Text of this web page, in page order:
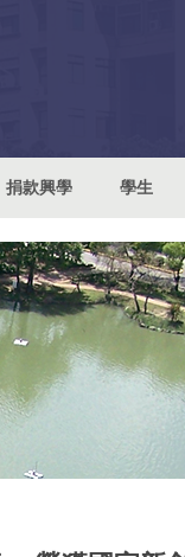
捐款興學 學生